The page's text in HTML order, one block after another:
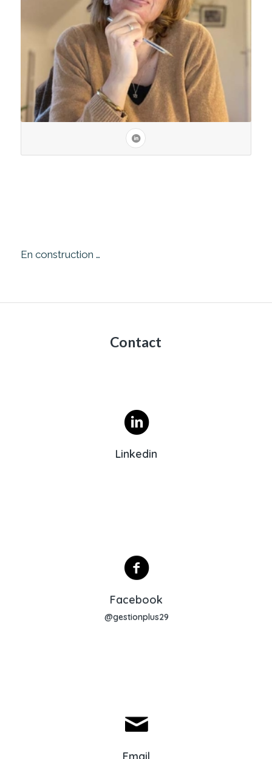
En construction …
Contact
Linkedin
Profil Linkedin
Facebook
@gestionplus29
Lien Facebook
Envoyer un email